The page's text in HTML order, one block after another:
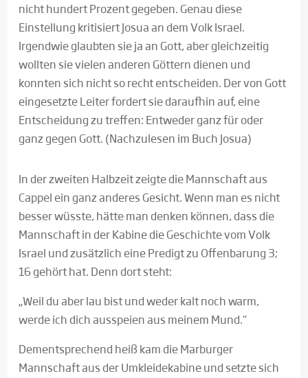
nicht hundert Prozent gegeben. Genau diese
Einstellung kritisiert Josua an dem Volk Israel.
Irgendwie glaubten sie ja an Gott, aber gleichzeitig
wollten sie vielen anderen Göttern dienen und
konnten sich nicht so recht entscheiden. Der von Gott
eingesetzte Leiter fordert sie daraufhin auf, eine
Entscheidung zu treffen: Entweder ganz für oder
ganz gegen Gott. (Nachzulesen im Buch Josua)
In der zweiten Halbzeit zeigte die Mannschaft aus
Cappel ein ganz anderes Gesicht. Wenn man es nicht
besser wüsste, hätte man denken können, dass die
Mannschaft in der Kabine die Geschichte vom Volk
Israel und zusätzlich eine Predigt zu Offenbarung 3;
16 gehört hat. Denn dort steht:
„Weil du aber lau bist und weder kalt noch warm,
werde ich dich ausspeien aus meinem Mund.“
Dementsprechend heiß kam die Marburger
Mannschaft aus der Umkleidekabine und setzte sich